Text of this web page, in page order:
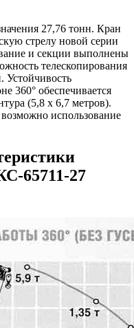
27,76 тонн. Кран
стрелу новой серии
и секции выполнены
телескопирования
Устойчивость
360° обеспечивается
(5,8 х 6,7 метров).
использование
65711-27